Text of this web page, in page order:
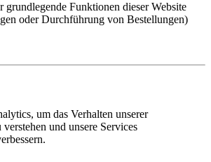
grundlegende Funktionen dieser Website
oder Durchführung von Bestellungen)
um das Verhalten unserer
und unsere Services